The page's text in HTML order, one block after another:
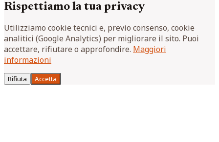
Rispettiamo la tua privacy
Utilizziamo cookie tecnici e, previo consenso, cookie
analitici (Google Analytics) per migliorare il sito. Puoi
accettare, rifiutare o approfondire. Maggiori
informazioni
Rifiuta Accetta